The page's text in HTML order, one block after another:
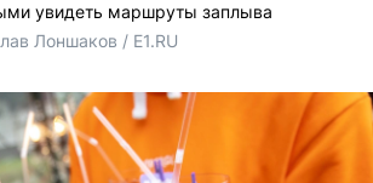
увидеть маршруты заплыва
Лоншаков / E1.RU